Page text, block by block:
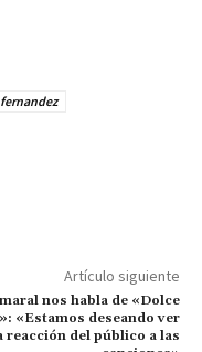
Artículo siguiente
nos habla de «Dolce
«Estamos deseando ver
reacción del público a las